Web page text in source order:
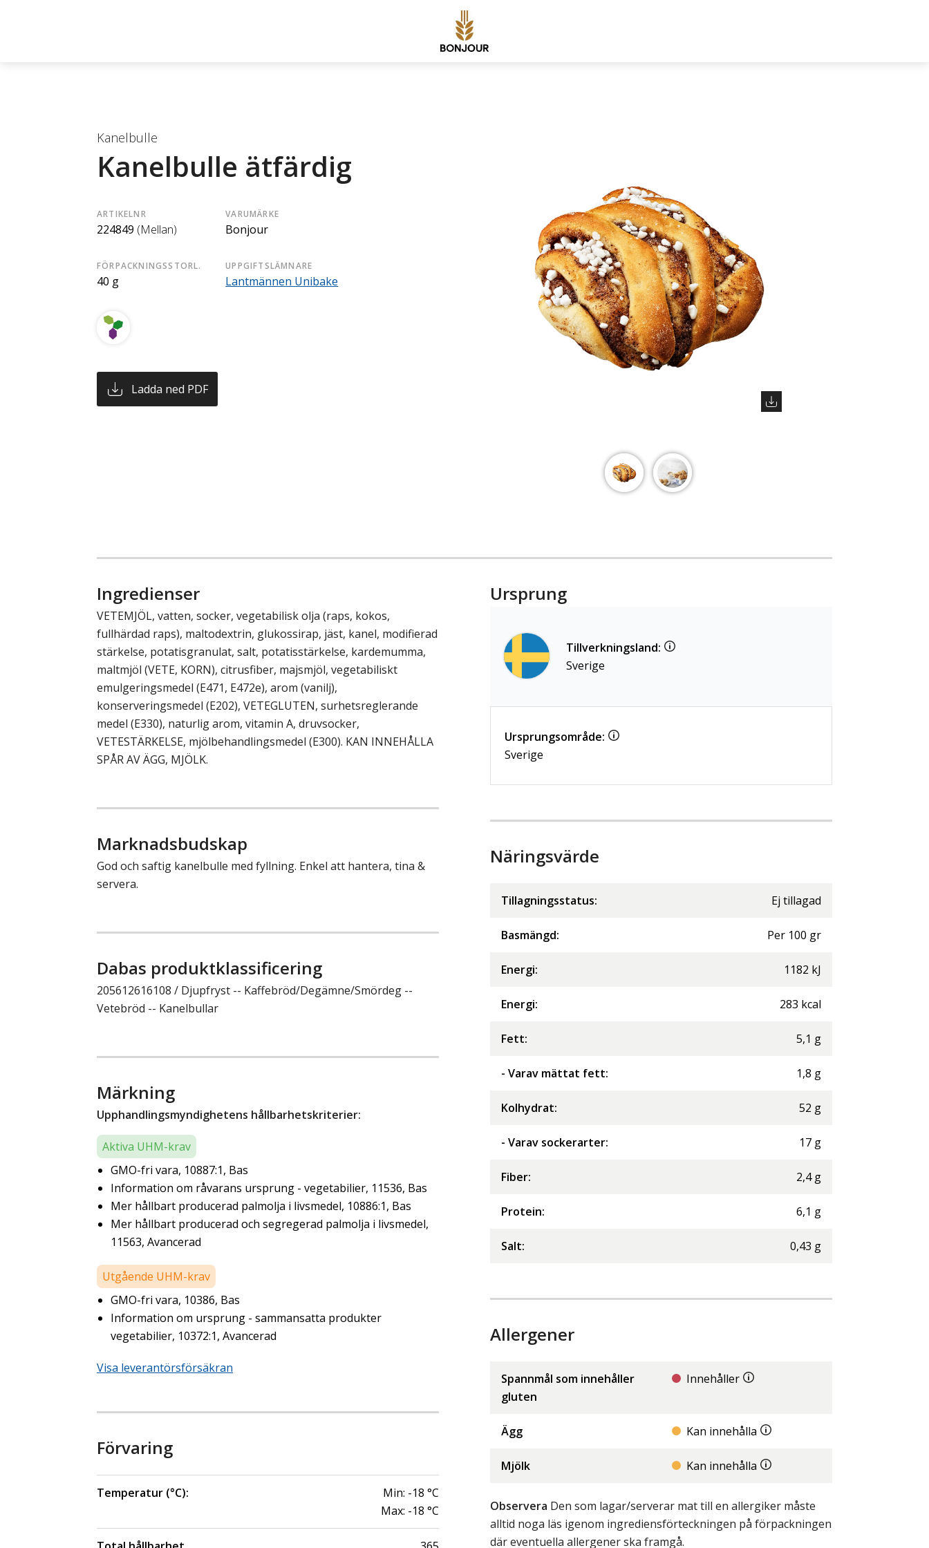
Kanelbulle
Kanelbulle ätfärdig
ARTIKELNR
224849 (Mellan)
VARUMÄRKE
Bonjour
FÖRPACKNINGSSTORL.
40 g
UPPGIFTSLÄMNARE
Lantmännen Unibake
Ladda ned PDF
Ingredienser
VETEMJÖL, vatten, socker, vegetabilisk olja (raps, kokos,
fullhärdad raps), maltodextrin, glukossirap, jäst, kanel, modifierad
stärkelse, potatisgranulat, salt, potatisstärkelse, kardemumma,
maltmjöl (VETE, KORN), citrusfiber, majsmjöl, vegetabiliskt
emulgeringsmedel (E471, E472e), arom (vanilj),
konserveringsmedel (E202), VETEGLUTEN, surhetsreglerande
medel (E330), naturlig arom, vitamin A, druvsocker,
VETESTÄRKELSE, mjölbehandlingsmedel (E300). KAN INNEHÅLLA
SPÅR AV ÄGG, MJÖLK.
Marknadsbudskap
God och saftig kanelbulle med fyllning. Enkel att hantera, tina &
servera.
Dabas produktklassificering
205612616108 / Djupfryst -- Kaffebröd/Degämne/Smördeg --
Vetebröd -- Kanelbullar
Märkning
Upphandlingsmyndighetens hållbarhetskriterier:
Aktiva UHM-krav
GMO-fri vara, 10887:1, Bas
Information om råvarans ursprung - vegetabilier, 11536, Bas
Mer hållbart producerad palmolja i livsmedel, 10886:1, Bas
Mer hållbart producerad och segregerad palmolja i livsmedel,
11563, Avancerad
Utgående UHM-krav
GMO-fri vara, 10386, Bas
Information om ursprung - sammansatta produkter
vegetabilier, 10372:1, Avancerad
Visa leverantörsförsäkran
Förvaring
Temperatur (°C): Min: -18 °C
Max: -18 °C
Ursprung
Tillverkningsland:
Sverige
Ursprungsområde:
Sverige
Näringsvärde
Tillagningsstatus: Ej tillagad
Basmängd: Per 100 gr
Energi: 1182 kJ
Energi: 283 kcal
Fett: 5,1 g
- Varav mättat fett: 1,8 g
Kolhydrat: 52 g
- Varav sockerarter: 17 g
Fiber: 2,4 g
Protein: 6,1 g
Salt: 0,43 g
Allergener
Spannmål som innehåller
gluten
Innehåller
Ägg Kan innehålla
Mjölk Kan innehålla
Observera Den som lagar/serverar mat till en allergiker måste
alltid noga läs igenom ingrediensförteckningen på förpackningen
där eventuella allergener ska framgå.